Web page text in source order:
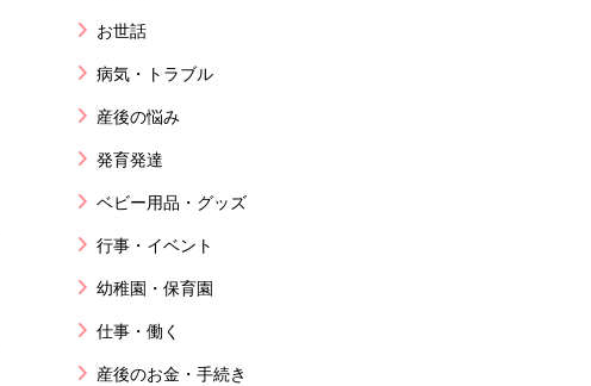
お世話
病気・トラブル
産後の悩み
発育発達
ベビー用品・グッズ
行事・イベント
幼稚園・保育園
仕事・働く
産後のお金・手続き